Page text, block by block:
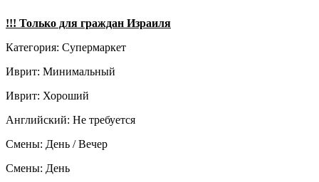
!!! Только для граждан Израиля
Категория: Супермаркет
Иврит: Минимальный
Иврит: Хороший
Английский: Не требуется
Смены: День / Вечер
Смены: День